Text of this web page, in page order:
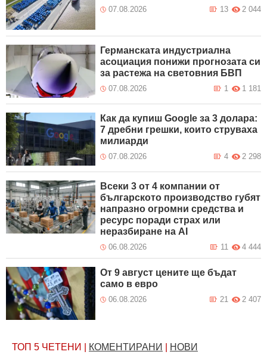
07.08.2026 2 044
13
Германската индустриална
асоциация понижи прогнозата си
за растежа на световния БВП
07.08.2026 1 181
1
Как да купиш Google за 3 долара:
7 дребни грешки, които струваха
милиарди
07.08.2026 2 298
4
Всеки 3 от 4 компании от
българското производство губят
напразно огромни средства и
ресурс поради страх или
неразбиране на AI
06.08.2026 4 444
11
От 9 август цените ще бъдат
само в евро
06.08.2026 2 407
21
ТОП 5 ЧЕТЕНИ КОМЕНТИРАНИ НОВИ